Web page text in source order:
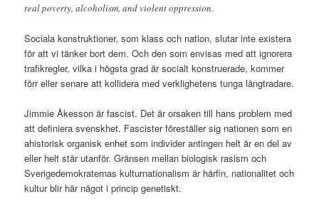
real poverty, alcoholism, and violent oppression.
Sociala konstruktioner, som klass och nation, slutar inte existera
för att vi tänker bort dem. Och den som envisas med att ignorera
trafikregler, vilka i högsta grad är socialt konstruerade, kommer
förr eller senare att kollidera med verklighetens tunga långtradare.
Jimmie Åkesson är fascist. Det är orsaken till hans problem med
att definiera svenskhet. Fascister föreställer sig nationen som en
ahistorisk organisk enhet som individer antingen helt är en del av
eller helt står utanför. Gränsen mellan biologisk rasism och
Sverigedemokraternas kulturnationalism är hårfin, nationalitet och
kultur blir här något i princip genetiskt.